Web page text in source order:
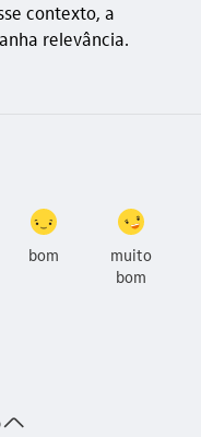
contexto, a
relevância.
bom
muito
bom
seta_cima